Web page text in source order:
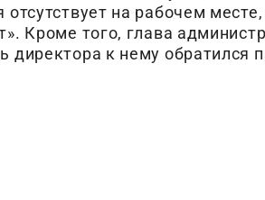
на рабочем месте,
Кроме того, глава
директора к нему обратился